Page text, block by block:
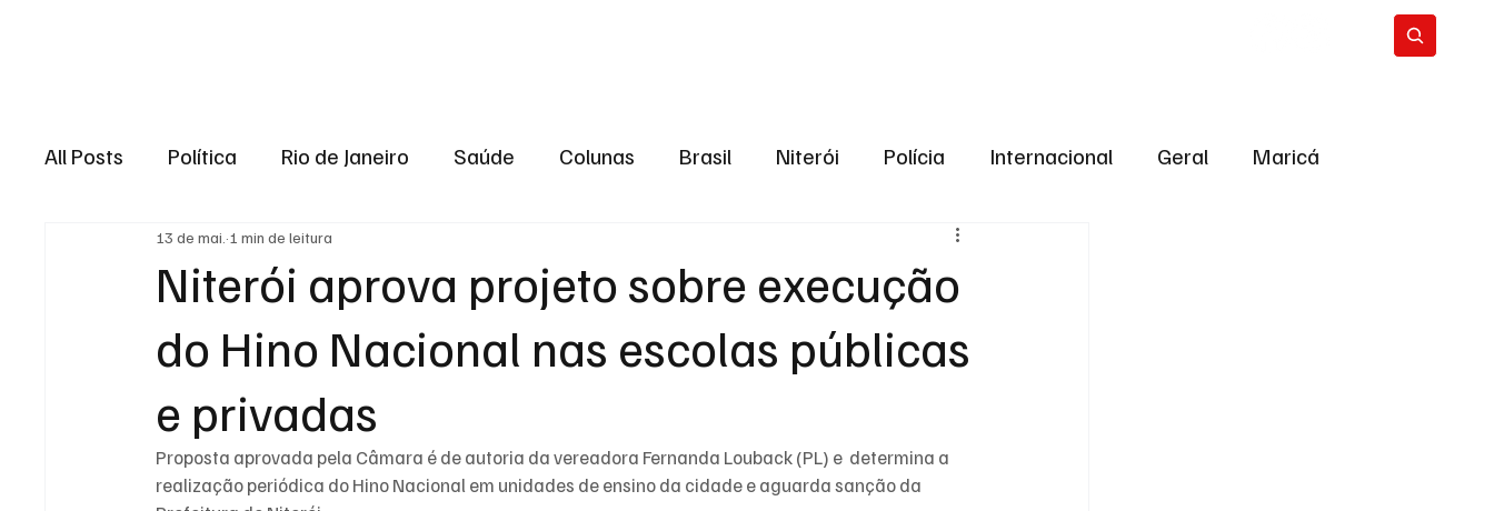
All Posts Política Rio de Janeiro Saúde Colunas Brasil Niterói Polícia Internacional Geral Maricá
Região dos lagos Baixada Fluminense Região Metropolitana
Niterói Zona Oeste Região serrana Economia Zona Norte Opinião
Entretenimento Serviço
Niterói aprova projeto sobre execução
do Hino Nacional nas escolas públicas
e privadas
13 de mai. 1 min de leitura
Proposta aprovada pela Câmara é de autoria da vereadora Fernanda Louback (PL) e  determina a
realização periódica do Hino Nacional em unidades de ensino da cidade e aguarda sanção da